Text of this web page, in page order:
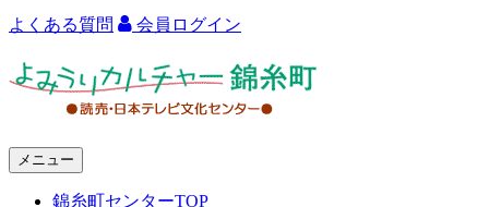
よくある質問 会員ログイン
メニュー
錦糸町センターTOP